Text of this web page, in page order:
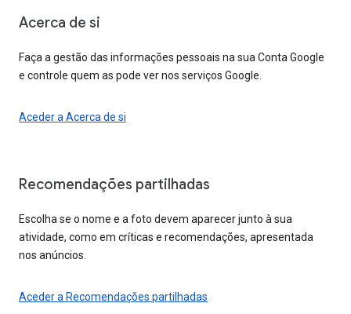
Acerca de si
Faça a gestão das informações pessoais na sua Conta Google
e controle quem as pode ver nos serviços Google.
Aceder a Acerca de si
Recomendações partilhadas
Escolha se o nome e a foto devem aparecer junto à sua
atividade, como em críticas e recomendações, apresentada
nos anúncios.
Aceder a Recomendações partilhadas